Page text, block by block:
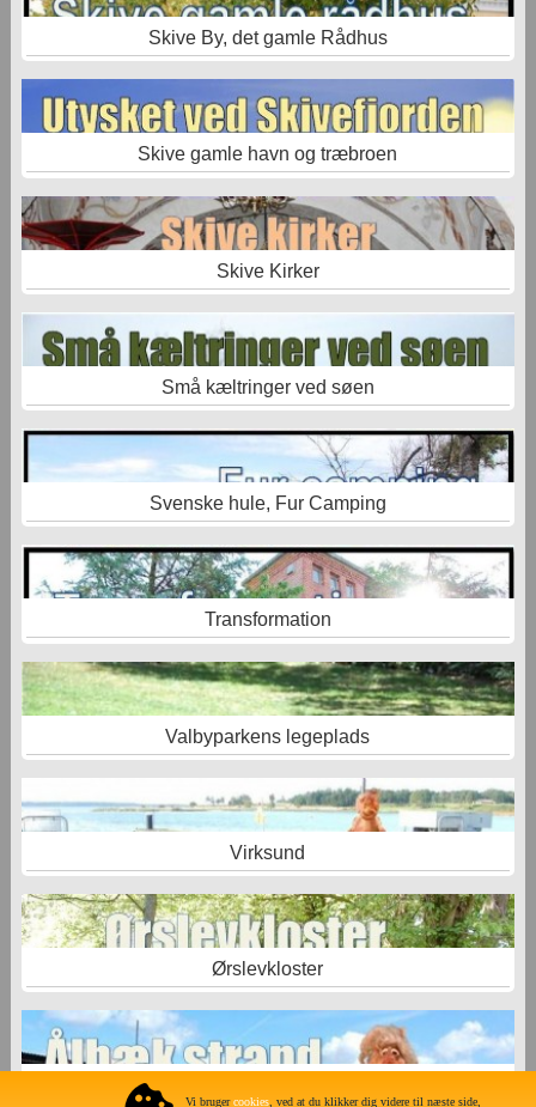
Skive By, det gamle Rådhus
Skive gamle havn og træbroen
Skive Kirker
Små kæltringer ved søen
Svenske hule, Fur Camping
Transformation
Valbyparkens legeplads
Virksund
Ørslevkloster
Vi brugercookies , ved at du klikker dig videre til næste side,